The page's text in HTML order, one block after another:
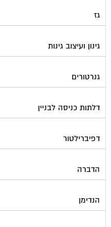
גז
גינון ועיצוב גינות
גנרטורים
דלתות כניסה לבניין
דפיברילטור
הדברה
הנדימן